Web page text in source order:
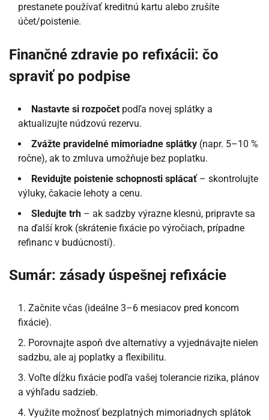
prestanete používať kreditnú kartu alebo zrušíte
účet/poistenie.
Finančné zdravie po refixácii: čo
spraviť po podpise
Nastavte si rozpočet podľa novej splátky a
aktualizujte núdzovú rezervu.
Zvážte pravidelné mimoriadne splátky (napr. 5–10 %
ročne), ak to zmluva umožňuje bez poplatku.
Revidujte poistenie schopnosti splácať– skontrolujte
výluky, čakacie lehoty a cenu.
Sledujte trh – ak sadzby výrazne klesnú, pripravte sa
na ďalší krok (skrátenie fixácie po výročiach, prípadne
refinanc v budúcnosti).
Sumár: zásady úspešnej refixácie
Začnite včas (ideálne 3–6 mesiacov pred koncom
fixácie).
Porovnajte aspoň dve alternatívy a vyjednávajte nielen
sadzbu, ale aj poplatky a flexibilitu.
Voľte dĺžku fixácie podľa vašej tolerancie rizika, plánov
a výhľadu sadzieb.
Využite možnosť bezplatných mimoriadnych splátok